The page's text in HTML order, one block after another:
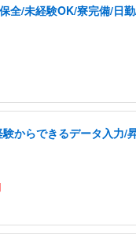
全/未経験OK/寮完備/日
験からできるデータ入力/